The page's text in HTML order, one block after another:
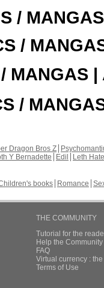
/
/
MANGAS |
/
Dragon Bros Z
Y Bernadette Edil
Leth Hate
books Romance
THE COMMUNITY
Tutorial for the
Help the
FAQ
Virtual currency :
Terms of Use